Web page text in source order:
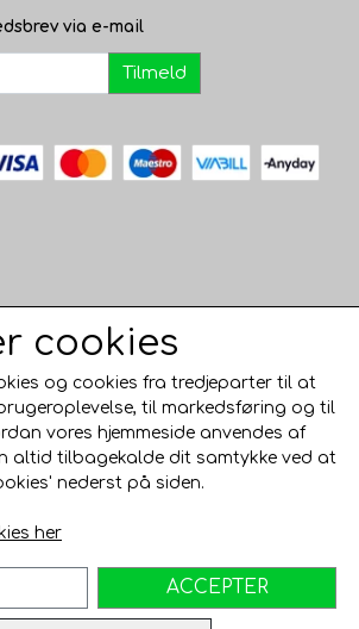
via e-mail
Tilmeld
til pakkeshop eller 82 kr.
kr. hjemmelevering
Afhentning i Horsens
- GRATIS
cookies
og cookies fra tredjeparter til at
til markedsføring og til
vores hjemmeside anvendes af
altid tilbagekalde dit samtykke ved at
nederst på siden.
her
ACCEPTER